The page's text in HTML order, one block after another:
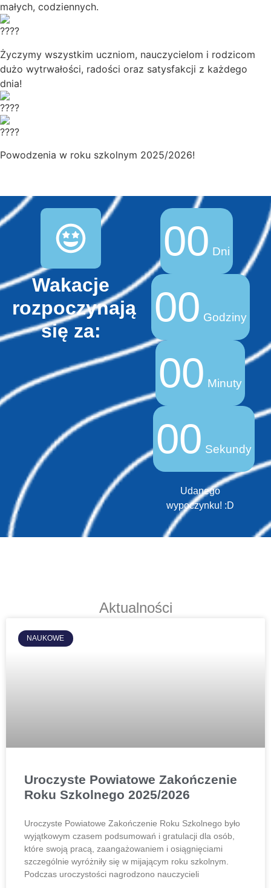
małych, codziennych.
Życzymy wszystkim uczniom, nauczycielom i rodzicom
dużo wytrwałości, radości oraz satysfakcji z każdego
dnia!
Powodzenia w roku szkolnym 2025/2026!
Wakacje
rozpoczynają
się za:
00 Dni
00 Godziny
00 Minuty
00 Sekundy
Udanego
wypoczynku! :D
Aktualności
NAUKOWE
Uroczyste Powiatowe Zakończenie
Roku Szkolnego 2025/2026
Uroczyste Powiatowe Zakończenie Roku Szkolnego było
wyjątkowym czasem podsumowań i gratulacji dla osób,
które swoją pracą, zaangażowaniem i osiągnięciami
szczególnie wyróżniły się w mijającym roku szkolnym.
Podczas uroczystości nagrodzono nauczycieli